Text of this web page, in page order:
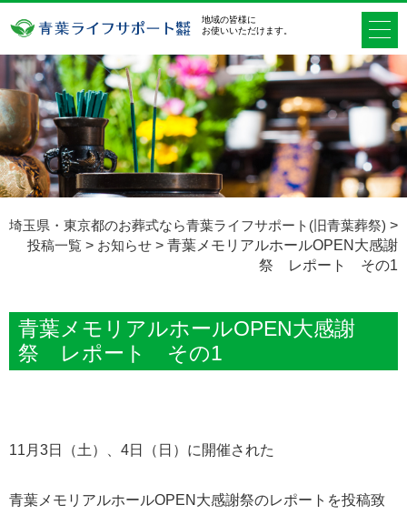
地域の皆様に
お使いいただけます。
埼玉県・東京都のお葬式なら青葉ライフサポート(旧青葉葬祭) >
投稿一覧 > お知らせ > 青葉メモリアルホールOPEN大感謝
祭 レポート その1
青葉メモリアルホールOPEN大感謝
祭 レポート その1
11月3日（土）、4日（日）に開催された
青葉メモリアルホールOPEN大感謝祭のレポートを投稿致